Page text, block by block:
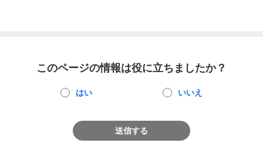
このページの情報は役に立ちましたか？
はい いいえ
送信する